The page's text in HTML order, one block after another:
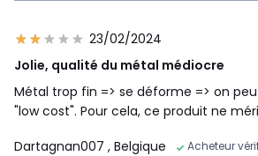
23/02/2024
Jolie, qualité du métal médiocre
Métal trop fin => se déforme => on
"low cost". Pour cela, ce produit ne
Dartagnan007 , Belgique Acheteur